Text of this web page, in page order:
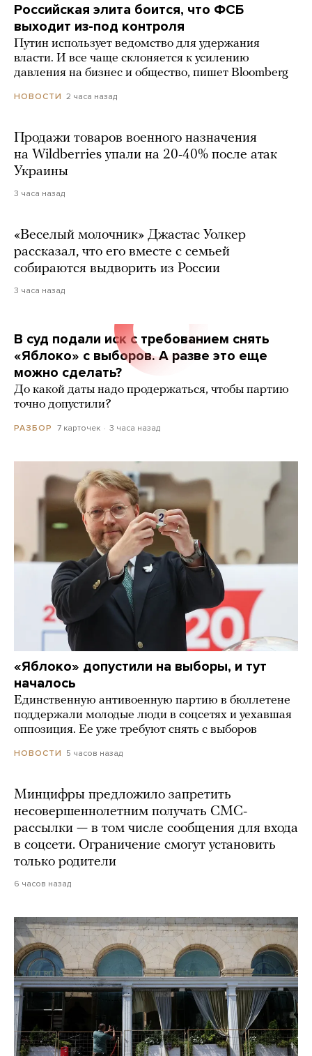
Российская элита боится, что ФСБ
выходит из-под контроля
Путин использует ведомство для удержания
власти. И все чаще склоняется к усилению
давления на бизнес и общество, пишет Bloomberg
НОВОСТИ 2 часа назад
Продажи товаров военного назначения
на Wildberries упали на 20-40% после атак
Украины
3 часа назад
«Веселый молочник» Джастас Уолкер
рассказал, что его вместе с семьей
собираются выдворить из России
3 часа назад
В суд подали иск с требованием снять
«Яблоко» с выборов. А разве это еще
можно сделать?
До какой даты надо продержаться, чтобы партию
точно допустили?
РАЗБОР 7 карточек 3 часа назад
«Яблоко» допустили на выборы, и тут
началось
Единственную антивоенную партию в бюллетене
поддержали молодые люди в соцсетях и уехавшая
оппозиция. Ее уже требуют снять с выборов
НОВОСТИ 5 часов назад
Минцифры предложило запретить
несовершеннолетним получать СМС-
рассылки — в том числе сообщения для входа
в соцсети. Ограничение смогут установить
только родители
6 часов назад